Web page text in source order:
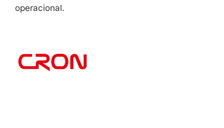
operacional.